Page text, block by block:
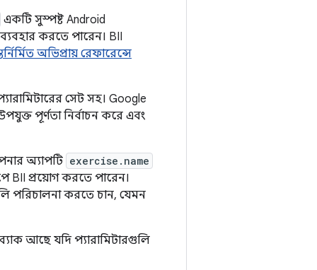
একটি সুস্পষ্ট Android
করতে পারেন। BII
অভিপ্রায় রেফারেন্সে
সেট সহ। Google
পূর্ণতা নির্বাচন করে এবং
অ্যাপটি exercise.name
BII প্রয়োগ করতে পারেন।
পরিচালনা করতে চান, যেমন
আছে যদি প্যারামিটারগুলি